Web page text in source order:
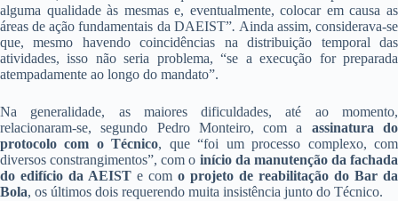
alguma qualidade às mesmas e, eventualmente, colocar em causa as
áreas de ação fundamentais da DAEIST”. Ainda assim, considerava-se
que, mesmo havendo coincidências na distribuição temporal das
atividades, isso não seria problema, “se a execução for preparada
atempadamente ao longo do mandato”.
Na generalidade, as maiores dificuldades, até ao momento,
relacionaram-se, segundo Pedro Monteiro, com a assinatura do
protocolo com o Técnico, que “foi um processo complexo, com
diversos constrangimentos”, com o início da manutenção da fachada
do edifício da AEIST e com o projeto de reabilitação do Bar da
Bola, os últimos dois requerendo muita insistência junto do Técnico.